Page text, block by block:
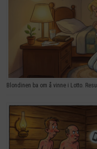
Blondinen ba om å vinne i Lotto.